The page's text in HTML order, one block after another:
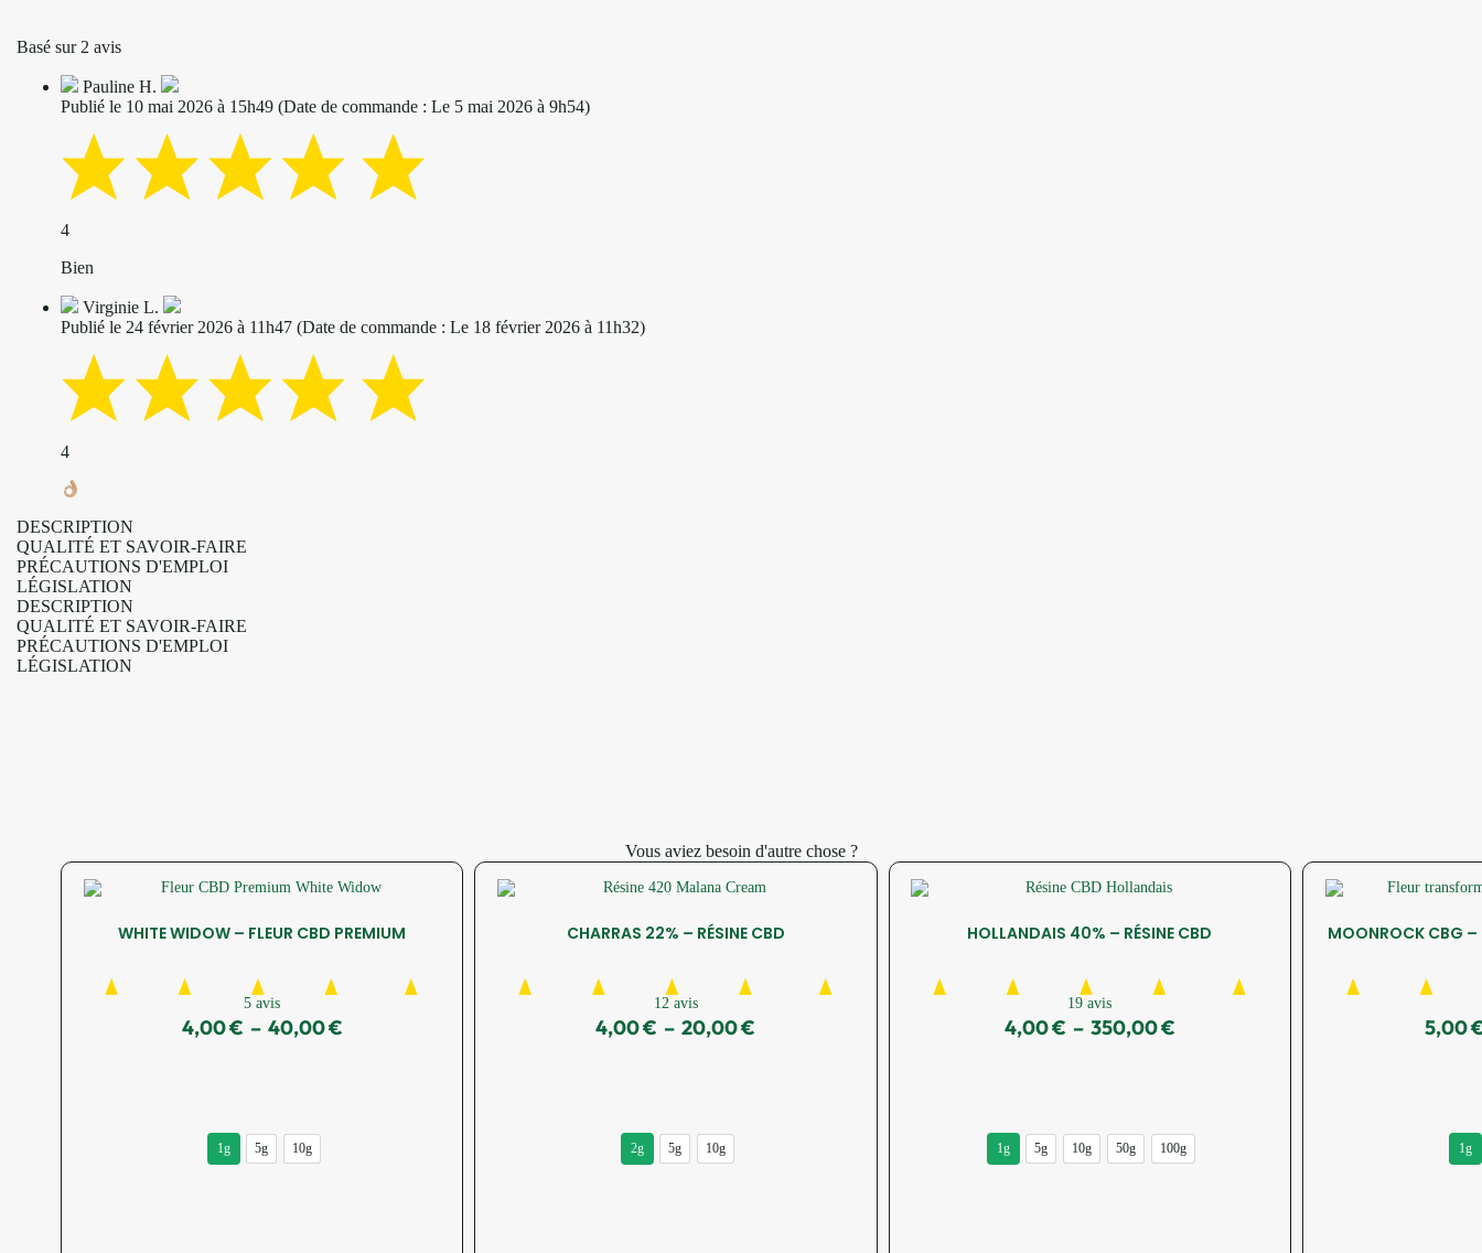
Basé sur 2 avis
Pauline H.
Publié le 10 mai 2026 à 15h49 (Date de commande : Le 5 mai 2026 à 9h54)
4
Bien
Virginie L.
Publié le 24 février 2026 à 11h47 (Date de commande : Le 18 février 2026 à 11h32)
4
DESCRIPTION
QUALITÉ ET SAVOIR-FAIRE
PRÉCAUTIONS D'EMPLOI
LÉGISLATION
DESCRIPTION
QUALITÉ ET SAVOIR-FAIRE
PRÉCAUTIONS D'EMPLOI
LÉGISLATION
Vous aviez besoin d'autre chose ?
WHITE WIDOW – FLEUR CBD PREMIUM
5 avis
4,00€ – 40,00€
1g 5g 10g
CHARRAS 22% – RÉSINE CBD
12 avis
4,00€ – 20,00€
2g 5g 10g
HOLLANDAIS 40% – RÉSINE CBD
19 avis
4,00€ – 350,00€
1g 5g 10g 50g 100g
MOONROCK CBG –
5,00
1g